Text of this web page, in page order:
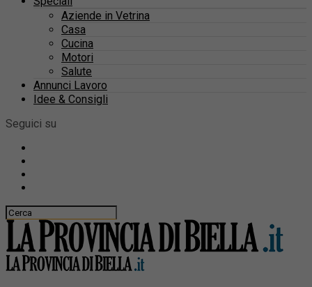
Aziende in Vetrina
Casa
Cucina
Motori
Salute
Annunci Lavoro
Idee & Consigli
Seguici su